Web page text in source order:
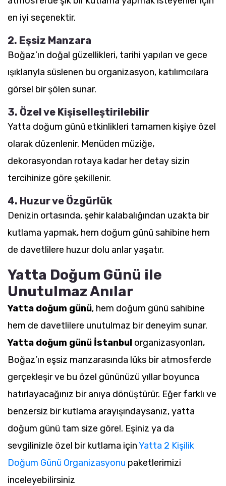
en iyi seçenektir.
2. Eşsiz Manzara
Boğaz’ın doğal güzellikleri, tarihi yapıları ve gece
ışıklarıyla süslenen bu organizasyon, katılımcılara
görsel bir şölen sunar.
3. Özel ve Kişiselleştirilebilir
Yatta doğum günü etkinlikleri tamamen kişiye özel
olarak düzenlenir. Menüden müziğe,
dekorasyondan rotaya kadar her detay sizin
tercihinize göre şekillenir.
4. Huzur ve Özgürlük
Denizin ortasında, şehir kalabalığından uzakta bir
kutlama yapmak, hem doğum günü sahibine hem
de davetlilere huzur dolu anlar yaşatır.
Yatta Doğum Günü ile
Unutulmaz Anılar
Yatta doğum günü, hem doğum günü sahibine
hem de davetlilere unutulmaz bir deneyim sunar.
Yatta doğum günü İstanbul organizasyonları,
Boğaz’ın eşsiz manzarasında lüks bir atmosferde
gerçekleşir ve bu özel gününüzü yıllar boyunca
hatırlayacağınız bir anıya dönüştürür. Eğer farklı ve
benzersiz bir kutlama arayışındaysanız, yatta
doğum günü tam size göre!. Eşiniz ya da
sevgilinizle özel bir kutlama içinYatta 2 Kişilik
Doğum Günü Organizasyonu paketlerimizi
inceleyebilirsiniz